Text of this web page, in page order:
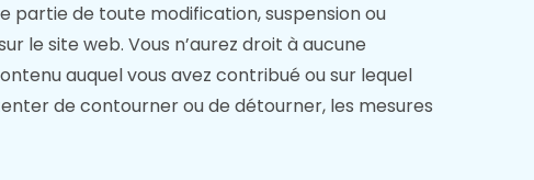
partie de toute modification, suspension ou
le site web. Vous n’aurez droit à aucune
auquel vous avez contribué ou sur lequel
de contourner ou de détourner, les mesures